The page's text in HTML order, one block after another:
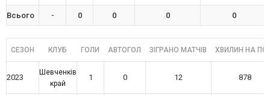
Всього - 0 0 0 0
СЕЗОН КЛУБ ГОЛИ АВТОГОЛ ЗІГРАНО МАТЧІВ ХВИЛИН НА
2023
Шевченків
край
1 0 12 878